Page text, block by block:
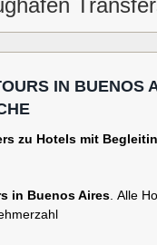
IN BUENOS
zu Hotels mit
in Buenos Aires. Alle